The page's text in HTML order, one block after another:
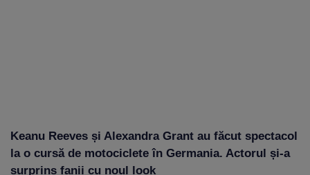
Keanu Reeves și Alexandra Grant au făcut spectacol
la o cursă de motociclete în Germania. Actorul și-a
surprins fanii cu noul look